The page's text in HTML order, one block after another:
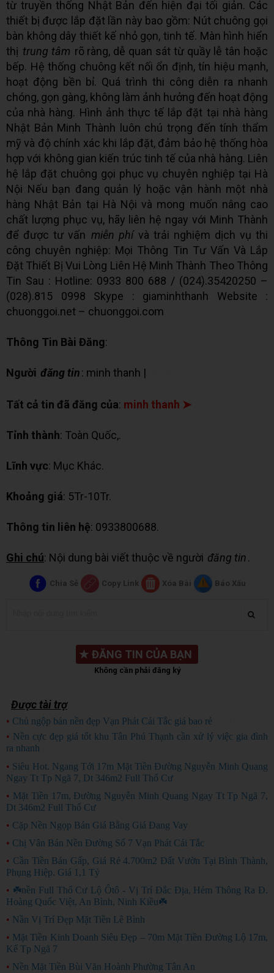
từ truyền thống Nhật Bản đến hiện đại tối giản. Các
thiết bị được lắp đặt lần này bao gồm: Nút chuông gọi
bàn không dây thiết kế nhỏ gọn, tinh tế. Màn hình hiển
thị trung tâm rõ ràng, dễ quan sát từ quầy lễ tân hoặc
bếp. Hệ thống chuông kết nối ổn định, tín hiệu mạnh,
hoạt động bền bỉ. Quá trình thi công diễn ra nhanh
chóng, gọn gàng, không làm ảnh hưởng đến hoạt động
của nhà hàng. Hình ảnh thực tế lắp đặt tại nhà hàng
Nhật Bản Minh Thành luôn chú trọng đến tính thẩm
mỹ và độ chính xác khi lắp đặt, đảm bảo hệ thống hòa
hợp với không gian kiến trúc tinh tế của nhà hàng. Liên
hệ lắp đặt chuông gọi phục vụ chuyên nghiệp tại Hà
Nội Nếu bạn đang quản lý hoặc vận hành một nhà
hàng Nhật Bản tại Hà Nội và mong muốn nâng cao
chất lượng phục vụ, hãy liên hệ ngay với Minh Thành
để được tư vấn miễn phívà trải nghiệm dịch vụ thi
công chuyên nghiệp: Mọi Thông Tin Tư Vấn Và Lắp
Đặt Thiết Bị Vui Lòng Liên Hệ Minh Thành Theo Thông
Tin Sau : Hotline: 0933 800 688 / (024).35420250 –
(028).815 0998 Skype : giaminhthanh Website :
chuonggoi.net – chuonggoi.com
Thông Tin Bài Đăng:
Người đăng tin: minh thanh |
Tất cả tin đã đăng của: minh thanh ➤
Tỉnh thành: Toàn Quốc,.
Lĩnh vực: Mục Khác.
Khoảng giá: 5Tr-10Tr.
Thông tin liên hệ: 0933800688.
Ghi chú: Nội dung bài viết thuộc về người đăng tin.
Chia Sẻ Copy Link Xóa Bài Báo Xấu
★ ĐĂNG TIN CỦA BẠN
Không cần phải đăng ký
Được tài trợ
• Chủ ngộp bán nền đẹp Vạn Phát Cái Tắc giá bao rẻ
• Nền cực đẹp giá tốt khu Tân Phú Thạnh cần xử lý việc gia đình
ra nhanh
• Siêu Hot. Ngang Tới 17m Mặt Tiền Đường Nguyễn Minh Quang
Ngay Tt Tp Ngã 7, Dt 346m2 Full Thổ Cư
• Mặt Tiền 17m, Đường Nguyễn Minh Quang Ngay Tt Tp Ngã 7,
Dt 346m2 Full Thổ Cư
• Cặp Nền Ngọp Bán Giá Bằng Giá Đang Vay
• Chị Vân Bán Nền Đường Số 7 Vạn Phát Cái Tắc
• Cần Tiền Bán Gấp, Giá Rẻ 4.700m2 Đất Vườn Tại Bình Thành,
Phụng Hiệp. Giá 1,1 Tỷ
• ☘️nền Full Thổ Cư Lộ Ôtô - Vị Trí Đắc Địa, Hẻm Thông Ra Đ.
Hoàng Quốc Việt, An Bình, Ninh Kiều☘️
• Nần Vị Trí Đẹp Mặt Tiền Lê Bình
• Mặt Tiền Kinh Doanh Siêu Đẹp – 70m Mặt Tiền Đường Lộ 17m,
Kế Tp Ngã 7
• Nền Mặt Tiền Bùi Văn Hoành Phường Tân An